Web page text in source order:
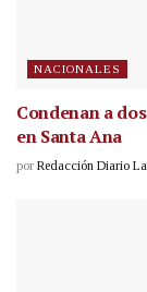
NACIONALES
Condenan a
en Santa Ana
por Redacción Diario